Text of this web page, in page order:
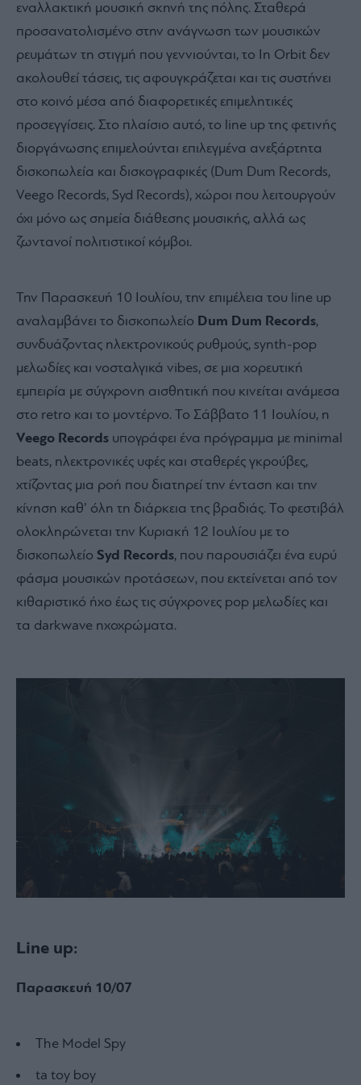
εναλλακτική μουσική σκηνή της πόλης. Σταθερά
προσανατολισμένο στην ανάγνωση των μουσικών
ρευμάτων τη στιγμή που γεννιούνται, το In Orbit δεν
ακολουθεί τάσεις, τις αφουγκράζεται και τις συστήνει
στο κοινό μέσα από διαφορετικές επιμελητικές
προσεγγίσεις. Στο πλαίσιο αυτό, το line up της φετινής
διοργάνωσης επιμελούνται επιλεγμένα ανεξάρτητα
δισκοπωλεία και δισκογραφικές (Dum Dum Records,
Veego Records, Syd Records), χώροι που λειτουργούν
όχι μόνο ως σημεία διάθεσης μουσικής, αλλά ως
ζωντανοί πολιτιστικοί κόμβοι.
Την Παρασκευή 10 Ιουλίου, την επιμέλεια του line up
αναλαμβάνει το δισκοπωλείο Dum Dum Records,
συνδυάζοντας ηλεκτρονικούς ρυθμούς, synth-pop
μελωδίες και νοσταλγικά vibes, σε μια χορευτική
εμπειρία με σύγχρονη αισθητική που κινείται ανάμεσα
στο retro και το μοντέρνο. Το Σάββατο 11 Ιουλίου, η
Veego Records υπογράφει ένα πρόγραμμα με minimal
beats, ηλεκτρονικές υφές και σταθερές γκρούβες,
χτίζοντας μια ροή που διατηρεί την ένταση και την
κίνηση καθ’ όλη τη διάρκεια της βραδιάς. Το φεστιβάλ
ολοκληρώνεται την Κυριακή 12 Ιουλίου με το
δισκοπωλείο Syd Records, που παρουσιάζει ένα ευρύ
φάσμα μουσικών προτάσεων, που εκτείνεται από τον
κιθαριστικό ήχο έως τις σύγχρονες pop μελωδίες και
τα darkwave ηχοχρώματα.
Line up:
Παρασκευή 10/07
The Model Spy
ta toy boy